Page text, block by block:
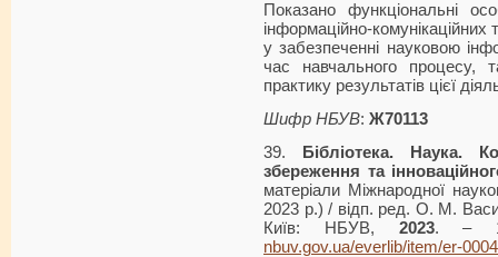
Показано функціональні
інформаційно-комунікаційних
у забезпеченні науковою
час навчального процесу,
практику результатів цієї
Шифр НБУВ: Ж70113
39. Бібліотека. Наука.
збереження та
матеріали Міжнародної
2023 р.) / відп. ред. О. М.
Київ: НБУВ, 2023. –
nbuv.gov.ua/everlib/item/er-